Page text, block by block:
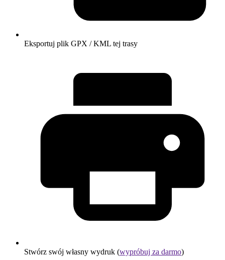
Eksportuj plik GPX / KML tej trasy
Stwórz swój własny wydruk (wypróbuj za darmo)